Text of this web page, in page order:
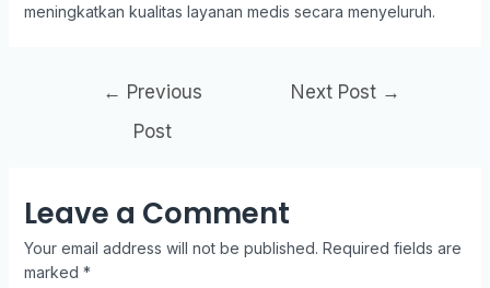
meningkatkan kualitas layanan medis secara menyeluruh.
← Previous
Post
Next Post →
Leave a Comment
Your email address will not be published. Required fields are
marked *